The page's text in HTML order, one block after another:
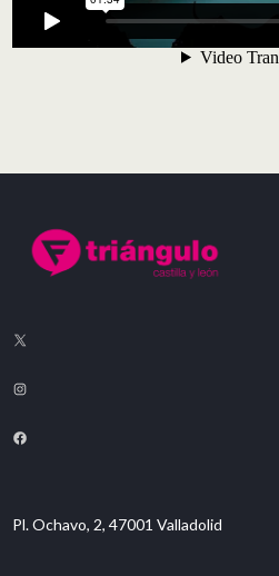
Pl. Ochavo, 2, 47001 Valladolid